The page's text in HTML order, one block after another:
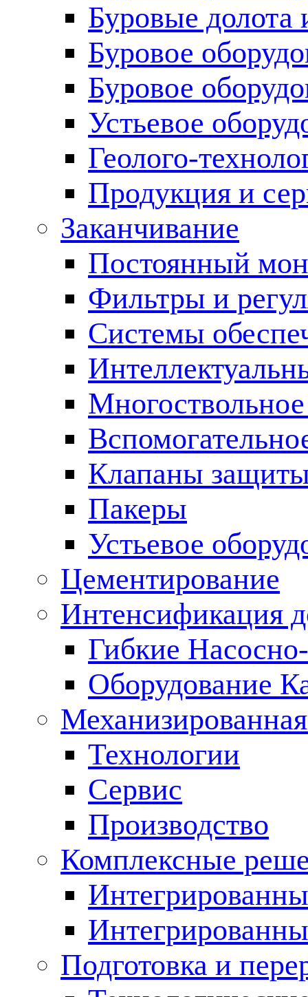
Буровые долота
Буровое
Буровое
Устьевое
Геолого-
Продукция и
Заканчивание
Постоянный
Фильтры и
Cистемы
Клапаны
Пакеры
Устьевое
Цементирование
Интенсификация
Гибкие
Оборудование
Технологии
Сервис
Производство
Комплексные
Подготовка и